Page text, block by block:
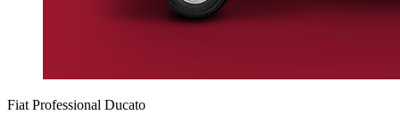
Fiat Professional Ducato